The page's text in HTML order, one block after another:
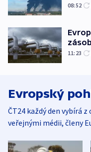
08:52
11:23
Evropský
ČT24 každý den vybírá
veřejnými médii, členy